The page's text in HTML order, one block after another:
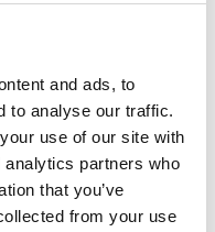
and ads, to
to analyse our traffic.
use of our site with
partners who
that you’ve
from your use
MoreView Days.